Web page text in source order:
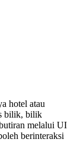
hotel atau
bilik, bilik
melalui UI
berinteraksi